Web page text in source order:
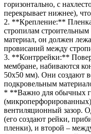
горизонтально, с
перекрывает нижнее),
2. **Крепление:**
стропилам
материал, он должен
провисаний между
3. **Контррейки:**
мембране, набиваются
50х50 мм). Они создают
подкровельным
* **Важно для обычных
вентиляционный зазор.
(его создают рейки,
пленки), и второй –